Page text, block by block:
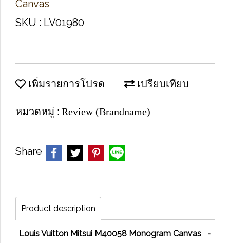
Canvas
SKU : LV01980
เพิ่มรายการโปรด เปรียบเทียบ
หมวดหมู่ : Review (Brandname)
Share
Product description
Louis Vuitton Mitsui M40058 Monogram Canvas -